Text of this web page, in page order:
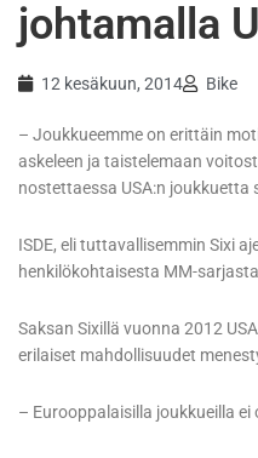
johtamalla
12 kesäkuun, 2014 Bike
– Joukkueemme on erittäin
askeleen ja taistelemaan
nostettaessa USA:n
ISDE, eli tuttavallisemmin Sixi
henkilökohtaisesta MM-
Saksan Sixillä vuonna 2012
erilaiset mahdollisuudet
– Eurooppalaisilla joukkueilla